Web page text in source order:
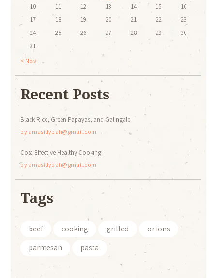
10
11 12 13 14 15
16
17
18 19 20 21 22
23
24
25 26 27 28 29
30
31
« Nov
Recent Posts
Black Rice, Green Papayas, and Galingale
by amasidybah@gmail.com
Cost-Effective Healthy Cooking
by amasidybah@gmail.com
Tags
beef cooking grilled
onions
parmesan
pasta